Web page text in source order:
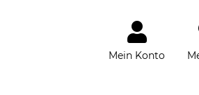
Mein Konto